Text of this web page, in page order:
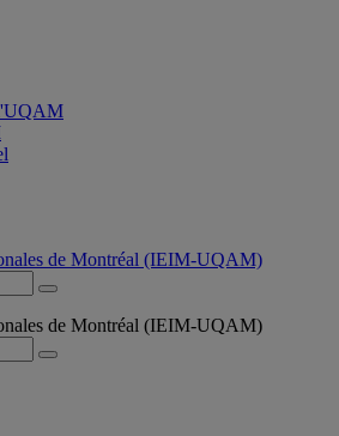
de Montréal (IEIM-UQAM)
de Montréal (IEIM-UQAM)